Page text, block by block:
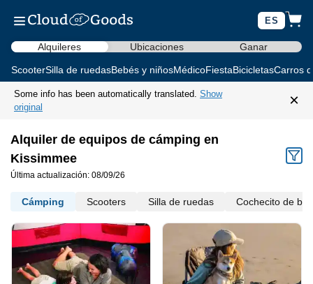
ES
Alquileres Ubicaciones Ganar
ScooterSilla de ruedasBebés y niñosMédicoFiestaBicicletasCarros
Some info has been automatically translated. Show
original
×
Alquiler de equipos de cámping en
Kissimmee
Última actualización: 08/09/26
Cámping Scooters Silla de ruedas Cochecito de